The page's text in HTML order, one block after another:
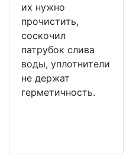
их нужно
прочистить,
соскочил
патрубок слива
воды, уплотнители
не держат
герметичность.